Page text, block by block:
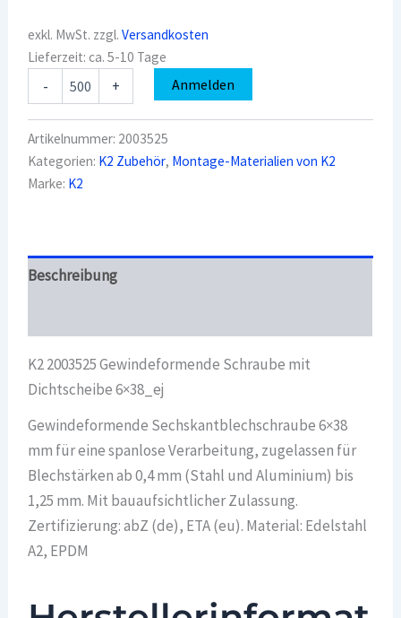
exkl. MwSt. zzgl.Versandkosten
Lieferzeit:ca. 5-10 Tage
-
2003525
Schraube
mit
Dichtscheibe
6×38_ej
+ Anmelden
Artikelnummer: 2003525
Kategorien: K2 Zubehör, Montage-Materialien von K2
Marke: K2
Beschreibung
K2 2003525 Gewindeformende Schraube mit
Dichtscheibe 6×38_ej
Gewindeformende Sechskantblechschraube 6×38
mm für eine spanlose Verarbeitung, zugelassen für
Blechstärken ab 0,4 mm (Stahl und Aluminium) bis
1,25 mm. Mit bauaufsichtlicher Zulassung.
Zertifizierung: abZ (de), ETA (eu). Material: Edelstahl
A2, EPDM